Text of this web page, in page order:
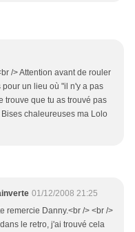
/> Attention avant de rouler
pour un lieu où "il n'y a pas
trouve que tu as trouvé pas
chaleureuses ma Lolo
01/12/2008 21:25
remercie Danny.<br /> <br />
le retro, j'ai trouvé cela